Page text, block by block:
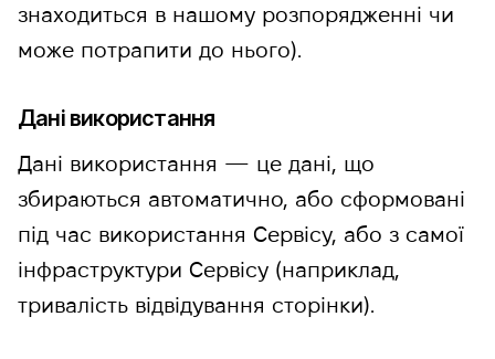
знаходиться в нашому розпорядженні чи
може потрапити до нього).
Дані використання
Дані використання — це дані, що
збираються автоматично, або сформовані
під час використання Сервісу, або з самої
інфраструктури Сервісу (наприклад,
тривалість відвідування сторінки).